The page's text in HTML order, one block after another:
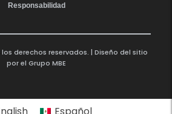
Responsabilidad
derechos reservados. | Diseño del sitio
por el Grupo MBE